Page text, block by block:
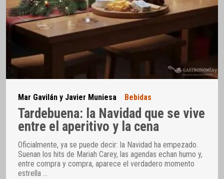
Mar Gavilán y Javier Muniesa Bebidas
Tardebuena: la Navidad que se vive
entre el aperitivo y la cena
Oficialmente, ya se puede decir: la Navidad ha empezado.
Suenan los hits de Mariah Carey, las agendas echan humo y,
entre compra y compra, aparece el verdadero momento
estrella …